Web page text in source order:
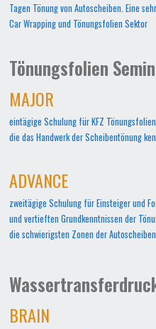
Tagen Tönung von Autoscheiben. Eine
Car Wrapping und Tönungsfolien Sektor
Tönungsfolien
MAJOR
eintägige Schulung für KFZ
die das Handwerk der Scheibentönung
ADVANCE
zweitägige Schulung für Einsteiger und
und vertieften Grundkenntnissen der
die schwierigsten Zonen der
BRAIN